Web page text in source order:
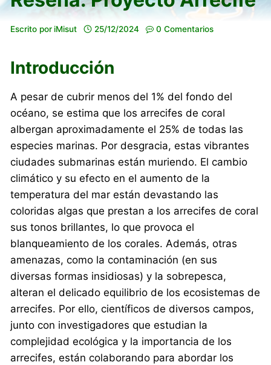
Escrito por iMisut 25/12/2024 0 Comentarios
Introducción
A pesar de cubrir menos del 1% del fondo del
océano, se estima que los arrecifes de coral
albergan aproximadamente el 25% de todas las
especies marinas. Por desgracia, estas vibrantes
ciudades submarinas están muriendo. El cambio
climático y su efecto en el aumento de la
temperatura del mar están devastando las
coloridas algas que prestan a los arrecifes de coral
sus tonos brillantes, lo que provoca el
blanqueamiento de los corales. Además, otras
amenazas, como la contaminación (en sus
diversas formas insidiosas) y la sobrepesca,
alteran el delicado equilibrio de los ecosistemas de
arrecifes. Por ello, científicos de diversos campos,
junto con investigadores que estudian la
complejidad ecológica y la importancia de los
arrecifes, están colaborando para abordar los